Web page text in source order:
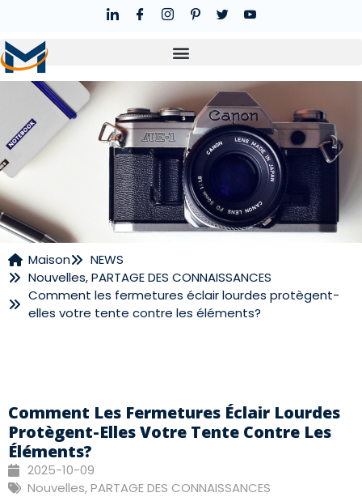
NOUVELLES
Maison
NEWS
Nouvelles,PARTAGE DES CONNAISSANCES
Comment les fermetures éclair lourdes protègent-
elles votre tente contre les éléments?
Comment Les Fermetures Éclair Lourdes
Protègent-Elles Votre Tente Contre Les
Éléments?
2025-10-09
Nouvelles,PARTAGE DES CONNAISSANCES